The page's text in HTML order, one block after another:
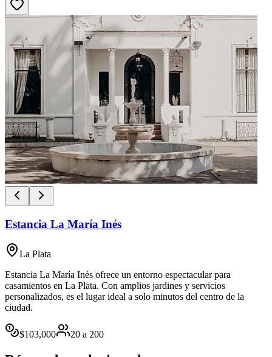
Estancia La María Inés
La Plata
Estancia La María Inés ofrece un entorno espectacular para
casamientos en La Plata. Con amplios jardines y servicios
personalizados, es el lugar ideal a solo minutos del centro de la
ciudad.
$103,000 20 a 200